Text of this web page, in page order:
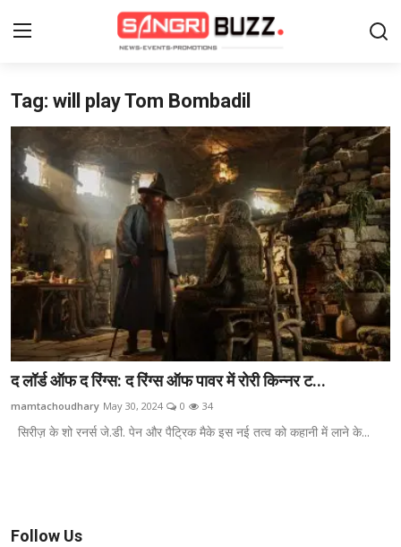
Login Register
Home
Contact
About Us
फैशन
लाइफस्टाइल
मनोरंजन
ब्यूटी पेजेंट
Tag: will play Tom Bombadil
द लॉर्ड ऑफ द रिंग्स: द रिंग्स ऑफ पावर में रोरी किन्नर ट...
mamtachoudhary May 30, 2024 0 34
सिरीज़ के शो रनर्स जे.डी. पेन और पैट्रिक मैके इस नई तत्व को कहानी में लाने के...
Follow Us